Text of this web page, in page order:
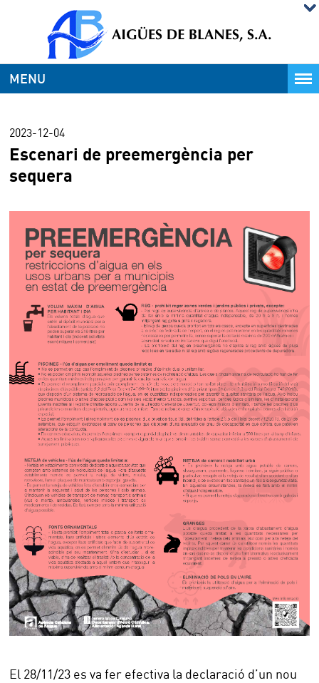
MENU
2023-12-04
Escenari de preemergència per
sequera
El 28/11/23 es va fer efectiva la declaració d’un nou